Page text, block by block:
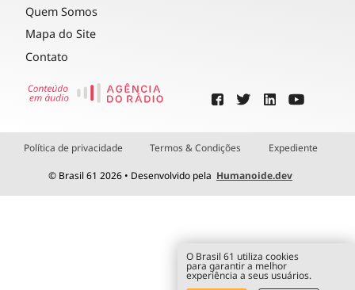
Quem Somos
Mapa do Site
Contato
Política de privacidade Termos & Condições Expediente
© Brasil 61 2026 • Desenvolvido pela Humanoide.dev
O Brasil 61 utiliza cookies
para garantir a melhor
experiência a seus usuários.